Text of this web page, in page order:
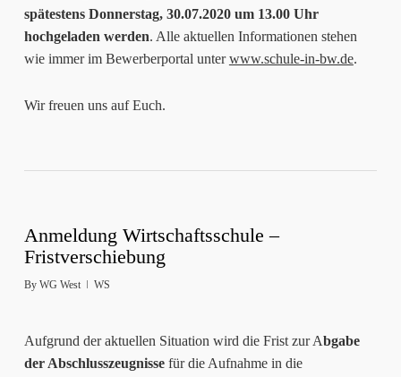
spätestens Donnerstag, 30.07.2020 um 13.00 Uhr
hochgeladen werden. Alle aktuellen Informationen stehen
wie immer im Bewerberportal unterwww.schule-in-bw.de.
Wir freuen uns auf Euch.
Anmeldung Wirtschaftsschule –
Fristverschiebung
By WG West WS
Aufgrund der aktuellen Situation wird die Frist zur Abgabe
der Abschlusszeugnissefür die Aufnahme in die